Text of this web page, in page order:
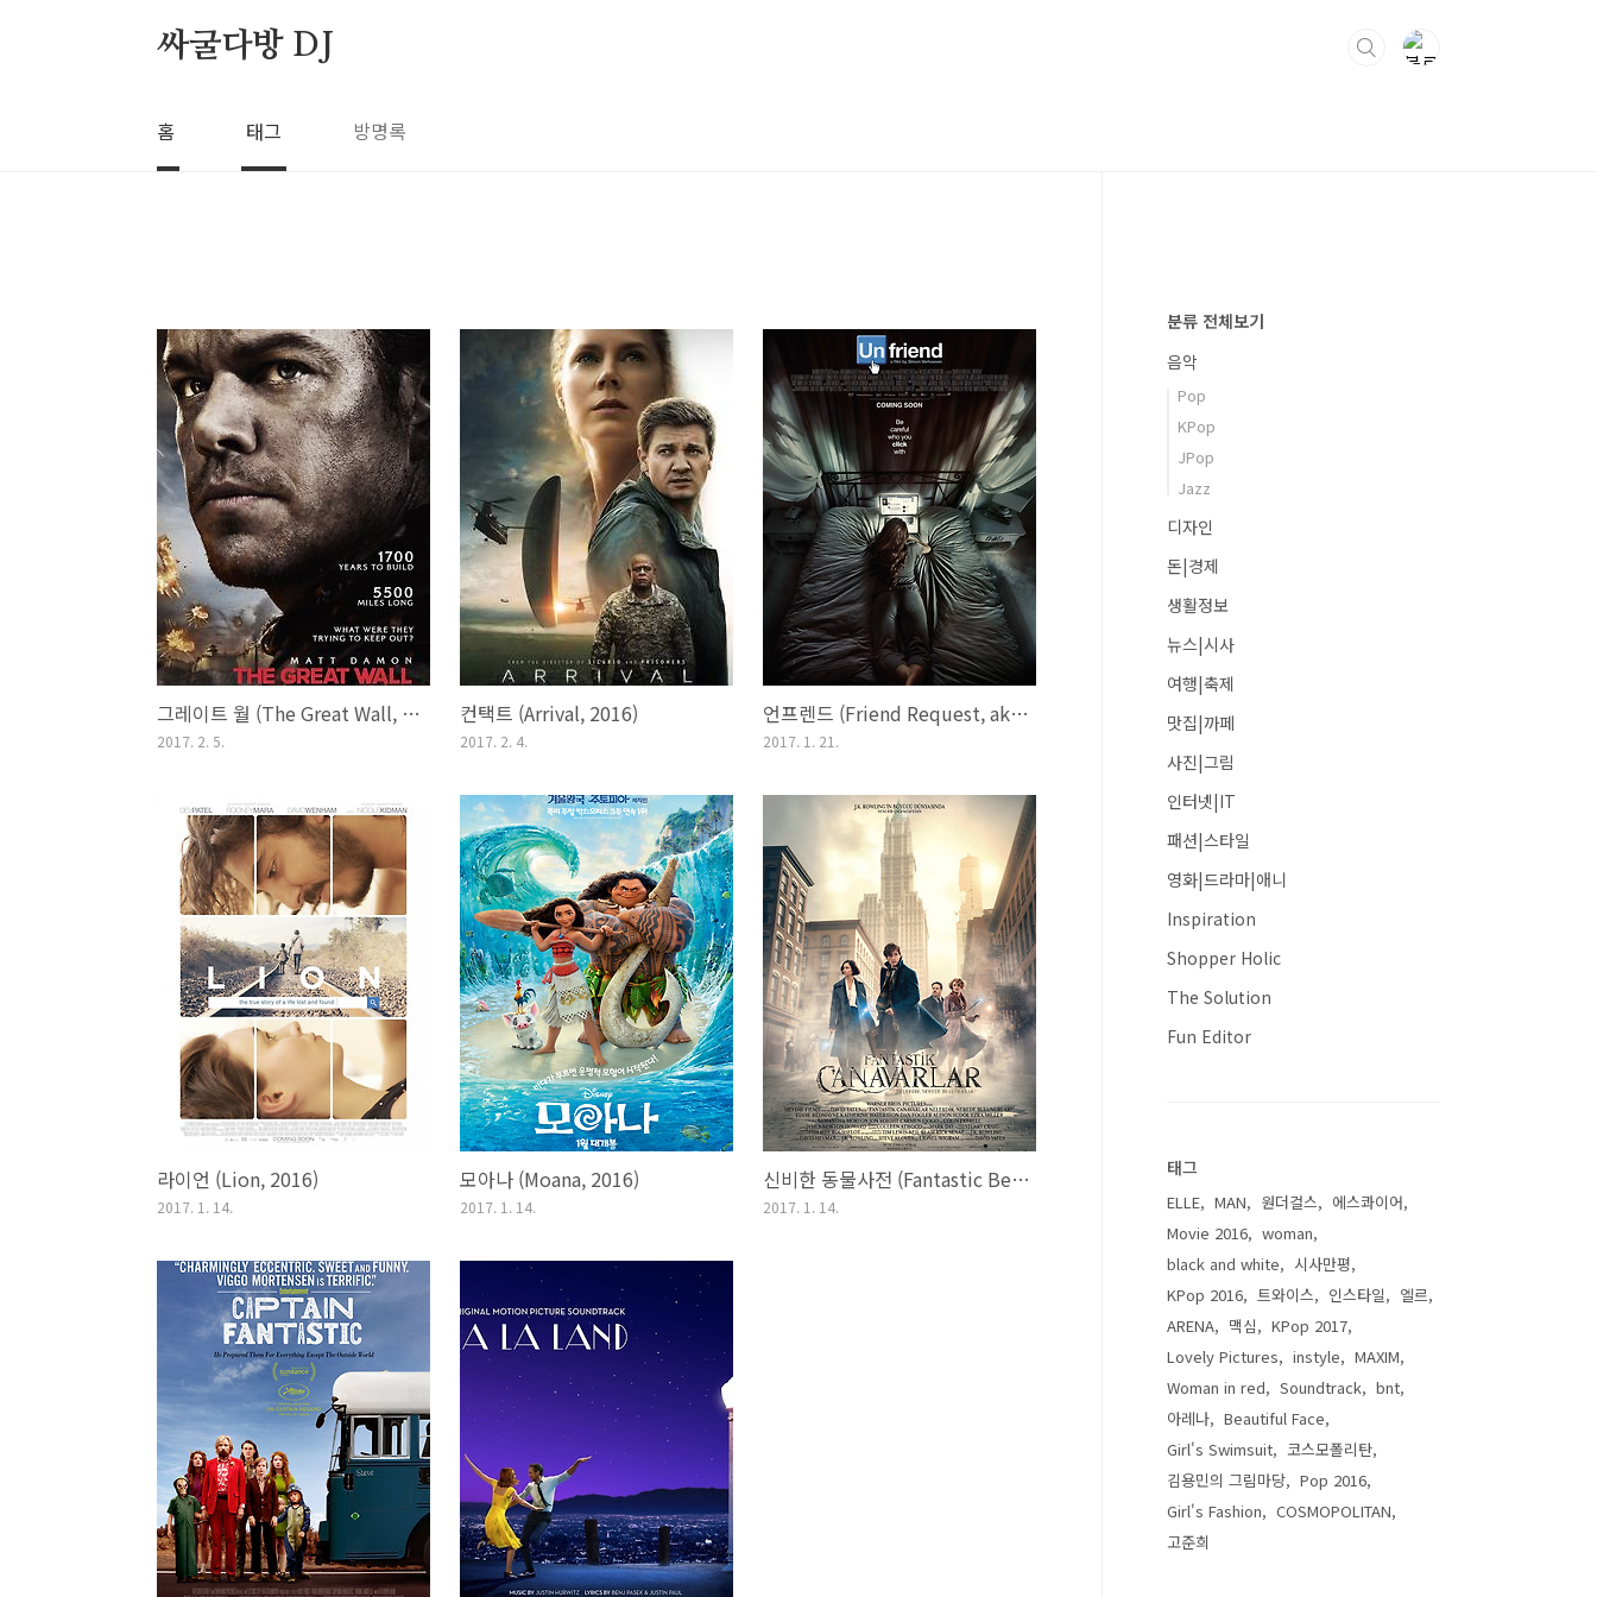
싸굴다방 DJ
홈 태그 방명록
그레이트 월 (The Great Wall, 2016)
2017. 2. 5.
컨택트 (Arrival, 2016)
2017. 2. 4.
언프렌드 (Friend Request, aka Unfriend, 2016)
2017. 1. 21.
라이언 (Lion, 2016)
2017. 1. 14.
모아나 (Moana, 2016)
2017. 1. 14.
신비한 동물사전 (Fantastic Beasts and Where to Find Them, 2016)
2017. 1. 14.
분류 전체보기
음악
Pop
KPop
JPop
Jazz
디자인
돈|경제
생활정보
뉴스|시사
여행|축제
맛집|까페
사진|그림
인터넷|IT
패션|스타일
영화|드라마|애니
Inspiration
Shopper Holic
The Solution
Fun Editor
태그
ELLE MAN 원더걸스
에스콰이어
Movie 2016
woman
black and white
시사만평
KPop 2016
트와이스 인스타일
엘르
ARENA
맥심
KPop 2017
Lovely Pictures
instyle
MAXIM
Woman in red
Soundtrack
bnt
아레나
Beautiful Face
Girl's Swimsuit
코스모폴리탄
김용민의 그림마당
Pop 2016
Girl's Fashion
COSMOPOLITAN
고준희